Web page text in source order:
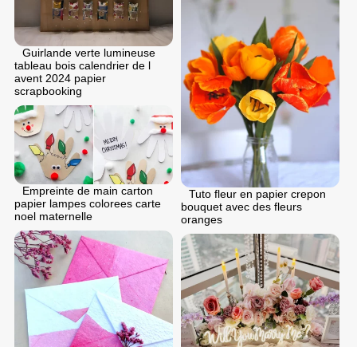
Guirlande verte lumineuse
tableau bois calendrier de l
avent 2024 papier
scrapbooking
Tuto fleur en papier crepon
bouquet avec des fleurs
oranges
Empreinte de main carton
papier lampes colorees carte
noel maternelle